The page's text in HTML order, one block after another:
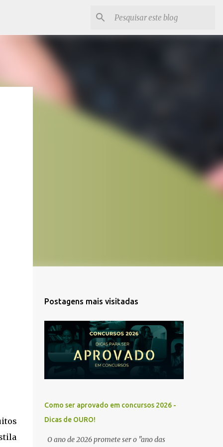
Postagens mais visitadas
Como ser aprovado em concursos 2026 -
Dicas de OURO!
O ano de 2026 promete ser o "ano das